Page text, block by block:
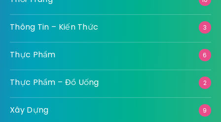
Thông Tin – Kiến Thức 3
Thực Phẩm 6
Thực Phẩm – Đồ Uống 2
Xây Dựng 9